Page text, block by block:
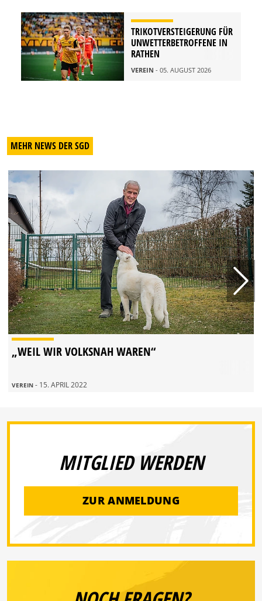
TRIKOTVERSTEIGERUNG FÜR
UNWETTERBETROFFENE IN
RATHEN
VEREIN - 05. AUGUST 2026
MEHR NEWS DER SGD
„WEIL WIR VOLKSNAH WAREN“
VEREIN - 15. APRIL 2022
MITGLIED WERDEN
ZUR ANMELDUNG